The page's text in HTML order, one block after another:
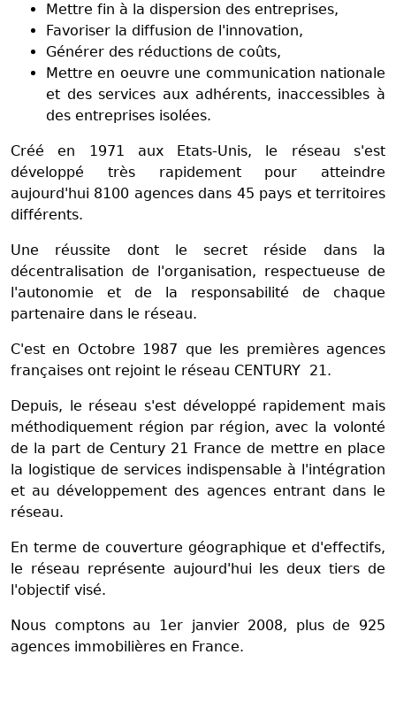
Mettre fin à la dispersion des entreprises,
Favoriser la diffusion de l'innovation,
Générer des réductions de coûts,
Mettre en oeuvre une communication nationale
et des services aux adhérents, inaccessibles à
des entreprises isolées.
Créé en 1971 aux Etats-Unis, le réseau s'est
développé très rapidement pour atteindre
aujourd'hui 8100 agences dans 45 pays et territoires
différents.
Une réussite dont le secret réside dans la
décentralisation de l'organisation, respectueuse de
l'autonomie et de la responsabilité de chaque
partenaire dans le réseau.
C'est en Octobre 1987 que les premières agences
françaises ont rejoint le réseau CENTURY 21.
Depuis, le réseau s'est développé rapidement mais
méthodiquement région par région, avec la volonté
de la part de Century 21 France de mettre en place
la logistique de services indispensable à l'intégration
et au développement des agencesentrant dans le
réseau.
En terme de couverture géographique et d'effectifs,
le réseau représente aujourd'hui les deux tiers de
l'objectif visé.
Nous comptons au 1er janvier 2008, plus de 925
agences immobilières en France.